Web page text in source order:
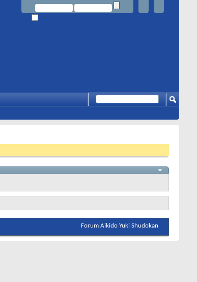
Forum Aikido Yuki Shudokan